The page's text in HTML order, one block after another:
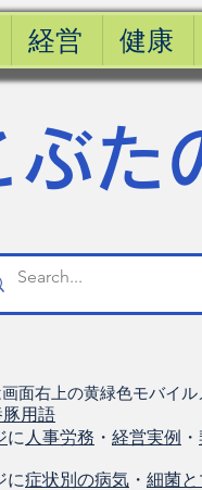
経営 健康
ぶた
面右上の黄緑色モバイ
豚用語
に 人事労務 ・ 経営実例 ・
に症状別の病気 ・ 細菌